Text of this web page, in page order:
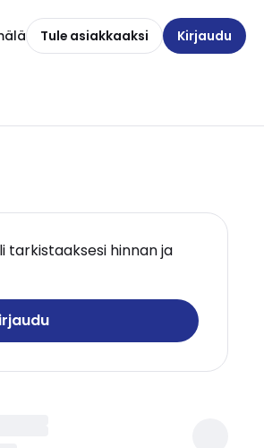
Tule asiakkaaksi Kirjaudu
tarkistaaksesi hinnan ja